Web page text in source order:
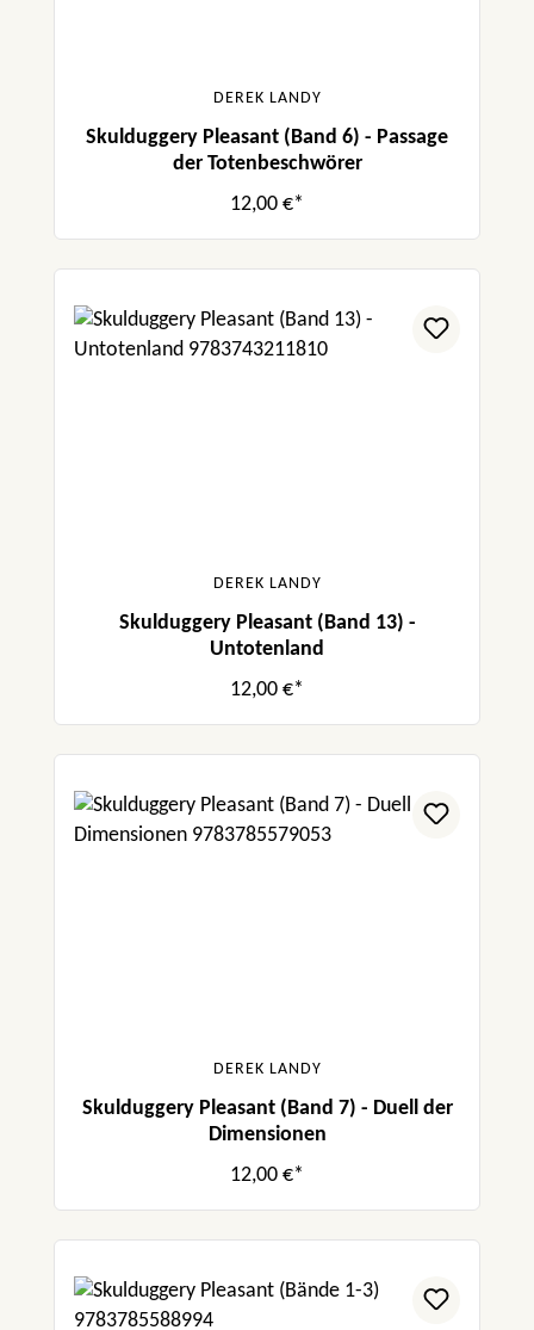
DEREK LANDY
Skulduggery Pleasant (Band 6) - Passage
der Totenbeschwörer
12,00 €*
DEREK LANDY
Skulduggery Pleasant (Band 13) -
Untotenland
12,00 €*
DEREK LANDY
Skulduggery Pleasant (Band 7) - Duell der
Dimensionen
12,00 €*